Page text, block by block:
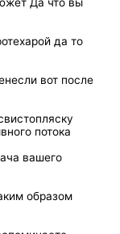
Да что вы
да то
вот после
потока
вашего
образом